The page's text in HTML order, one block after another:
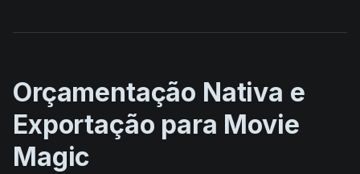
Orçamentação Nativa e
Exportação para Movie
Magic